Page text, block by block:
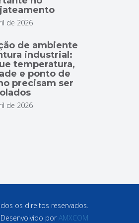
de 2026
de ambiente
industrial:
temperatura,
e ponto de
precisam ser
de 2026
os direitos reservados.
Desenvolvido porAMXCOM